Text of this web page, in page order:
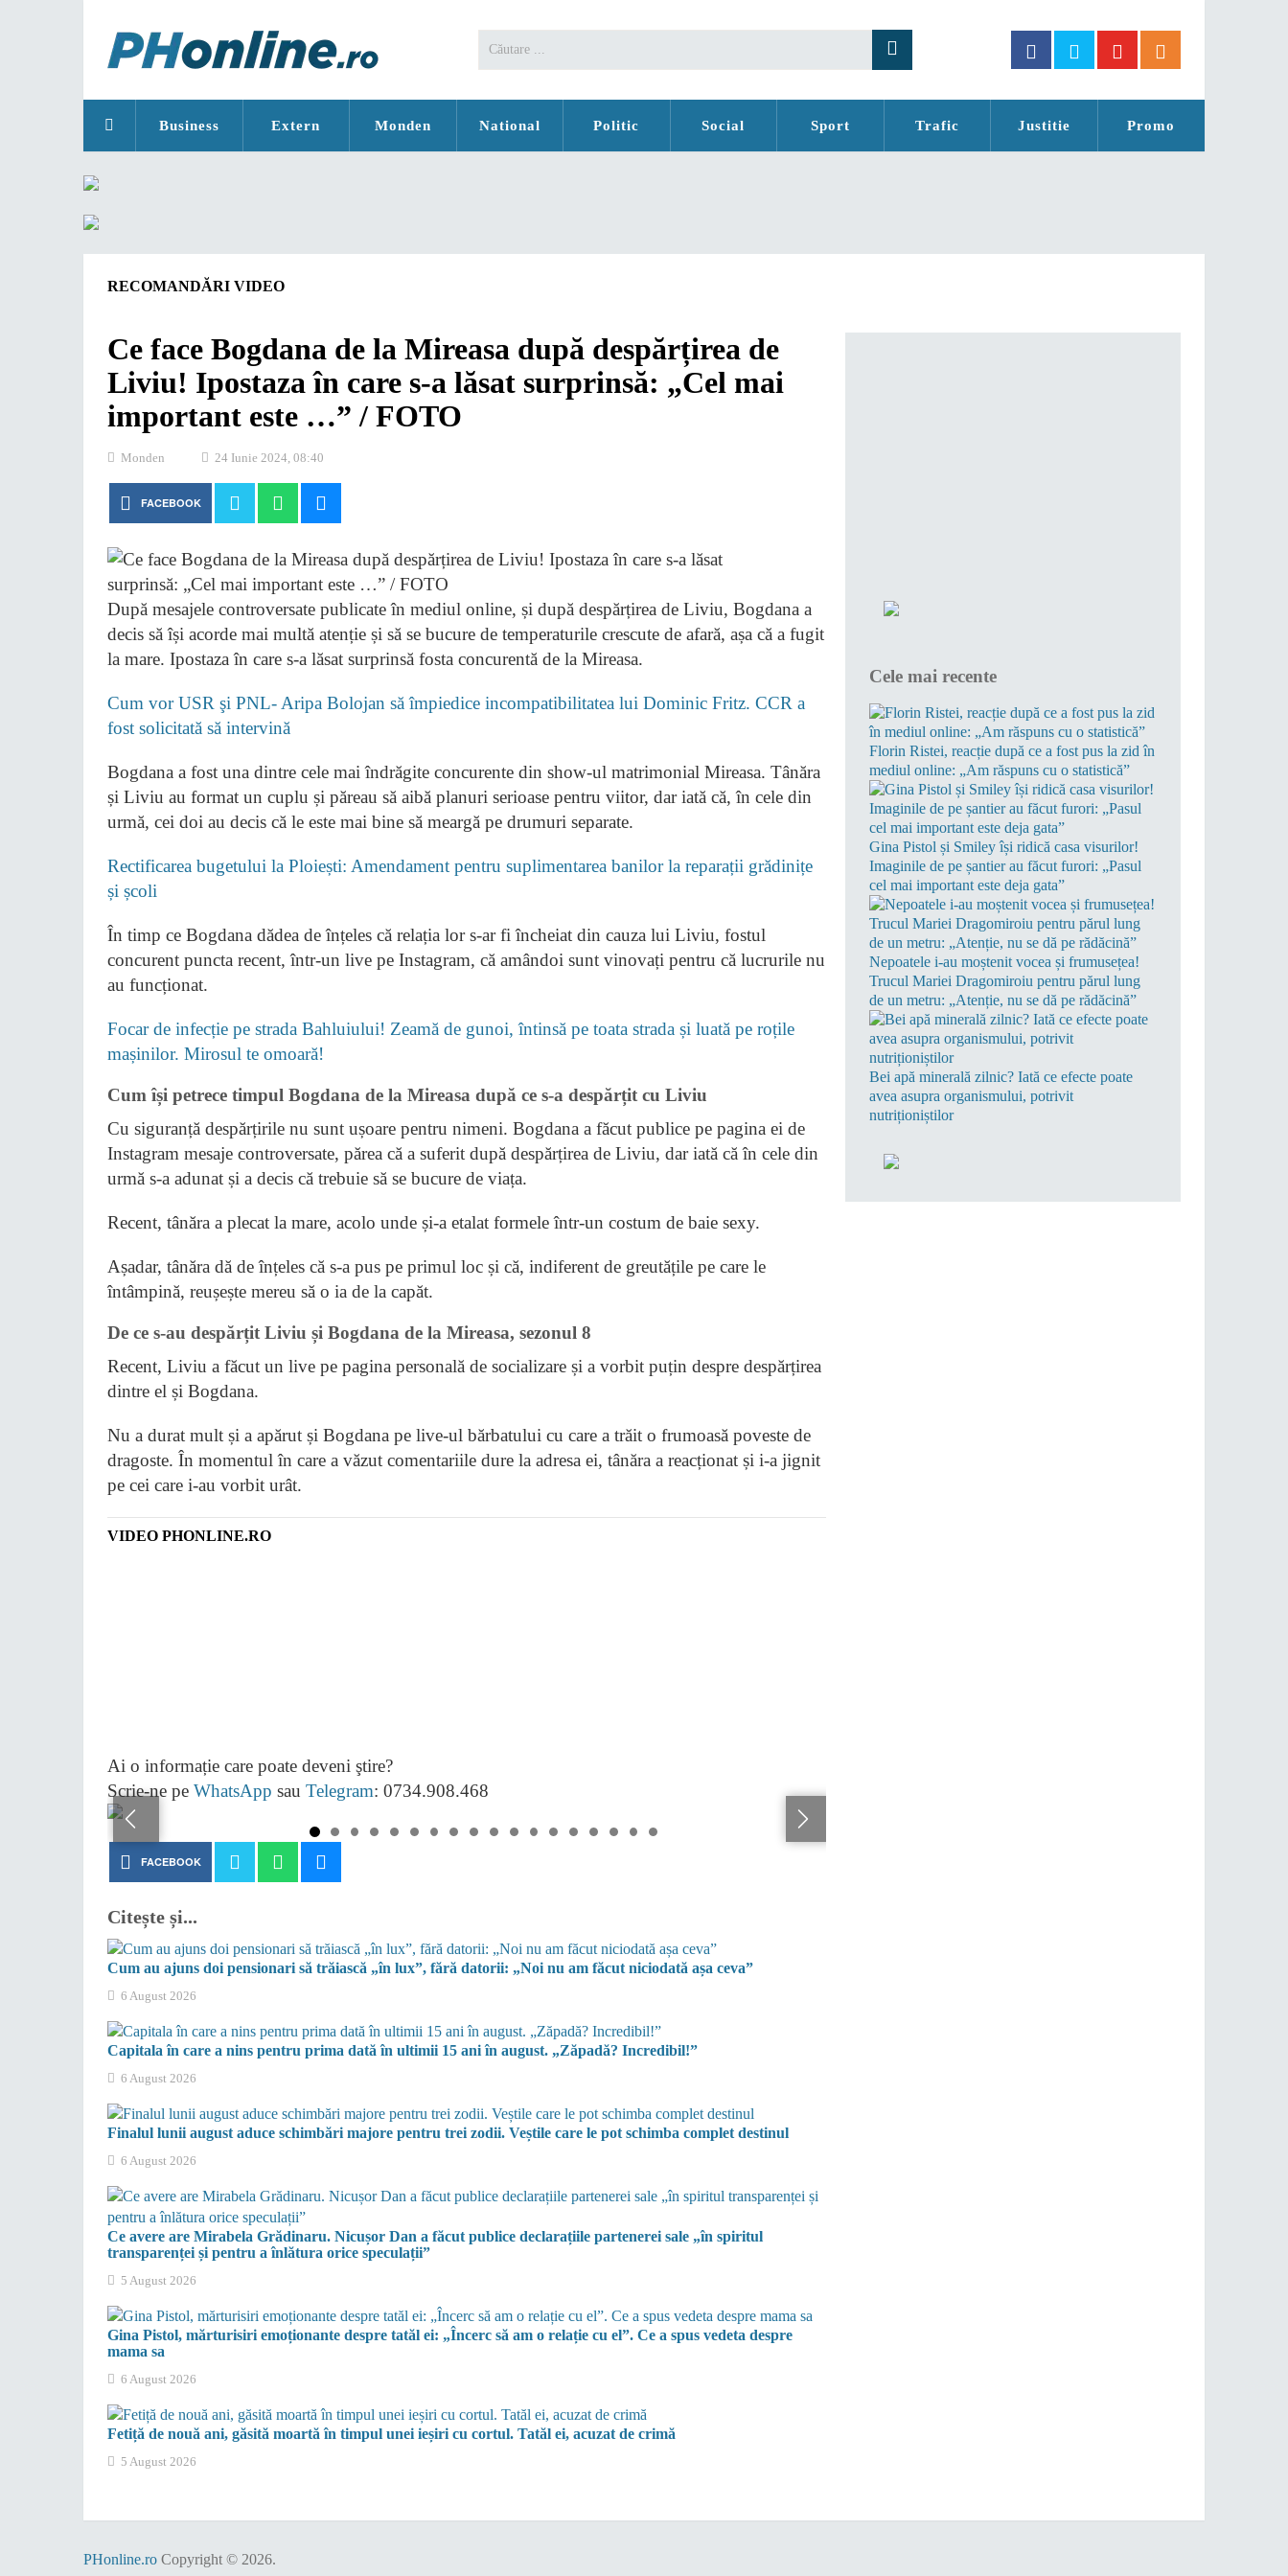
Business Extern Monden National Politic Social Sport Trafic Justitie Promo
RECOMANDĂRI VIDEO
Ce face Bogdana de la Mireasa după despărțirea de
Liviu! Ipostaza în care s-a lăsat surprinsă: „Cel mai
important este …” / FOTO
Monden 24 Iunie 2024, 08:40
FACEBOOK
După mesajele controversate publicate în mediul online, și după despărțirea de Liviu, Bogdana a
decis să își acorde mai multă atenție și să se bucure de temperaturile crescute de afară, așa că a fugit
la mare. Ipostaza în care s-a lăsat surprinsă fosta concurentă de la Mireasa.
Cum vor USR şi PNL- Aripa Bolojan să împiedice incompatibilitatea lui Dominic Fritz. CCR a
fost solicitată să intervină
Bogdana a fost una dintre cele mai îndrăgite concurente din show-ul matrimonial Mireasa. Tânăra
și Liviu au format un cuplu și păreau să aibă planuri serioase pentru viitor, dar iată că, în cele din
urmă, cei doi au decis că le este mai bine să meargă pe drumuri separate.
Rectificarea bugetului la Ploiești: Amendament pentru suplimentarea banilor la reparații grădinițe
și școli
În timp ce Bogdana dădea de înțeles că relația lor s-ar fi încheiat din cauza lui Liviu, fostul
concurent puncta recent, într-un live pe Instagram, că amândoi sunt vinovați pentru că lucrurile nu
au funcționat.
Focar de infecție pe strada Bahluiului! Zeamă de gunoi, întinsă pe toata strada și luată pe roțile
mașinilor. Mirosul te omoară!
Cum își petrece timpul Bogdana de la Mireasa după ce s-a despărțit cu Liviu
Cu siguranță despărțirile nu sunt ușoare pentru nimeni. Bogdana a făcut publice pe pagina ei de
Instagram mesaje controversate, părea că a suferit după despărțirea de Liviu, dar iată că în cele din
urmă s-a adunat și a decis că trebuie să se bucure de viața.
Recent, tânăra a plecat la mare, acolo unde și-a etalat formele într-un costum de baie sexy.
Așadar, tânăra dă de înțeles că s-a pus pe primul loc și că, indiferent de greutățile pe care le
întâmpină, reușește mereu să o ia de la capăt.
De ce s-au despărțit Liviu și Bogdana de la Mireasa, sezonul 8
Recent, Liviu a făcut un live pe pagina personală de socializare și a vorbit puțin despre despărțirea
dintre el și Bogdana.
Nu a durat mult și a apărut și Bogdana pe live-ul bărbatului cu care a trăit o frumoasă poveste de
dragoste. În momentul în care a văzut comentariile dure la adresa ei, tânăra a reacționat și i-a jignit
pe cei care i-au vorbit urât.
VIDEO PHONLINE.RO
Ai o informație care poate deveni ştire?
Scrie-ne pe WhatsApp sau Telegram: 0734.908.468
FACEBOOK
Citește și...
Cum au ajuns doi pensionari să trăiască „în lux”, fără datorii: „Noi nu am făcut niciodată așa ceva”
6 August 2026
Capitala în care a nins pentru prima dată în ultimii 15 ani în august. „Zăpadă? Incredibil!”
6 August 2026
Finalul lunii august aduce schimbări majore pentru trei zodii. Veștile care le pot schimba complet destinul
6 August 2026
Ce avere are Mirabela Grădinaru. Nicușor Dan a făcut publice declarațiile partenerei sale „în spiritul
transparenței și pentru a înlătura orice speculații”
5 August 2026
Gina Pistol, mărturisiri emoționante despre tatăl ei: „Încerc să am o relație cu el”. Ce a spus vedeta despre
mama sa
6 August 2026
Fetiță de nouă ani, găsită moartă în timpul unei ieșiri cu cortul. Tatăl ei, acuzat de crimă
5 August 2026
Cele mai recente
Florin Ristei, reacție după ce a fost pus la zid în
mediul online: „Am răspuns cu o statistică”
Gina Pistol și Smiley își ridică casa visurilor!
Imaginile de pe șantier au făcut furori: „Pasul
cel mai important este deja gata”
Nepoatele i-au moștenit vocea și frumusețea!
Trucul Mariei Dragomiroiu pentru părul lung
de un metru: „Atenție, nu se dă pe rădăcină”
Bei apă minerală zilnic? Iată ce efecte poate
avea asupra organismului, potrivit
nutriționiștilor
PHonline.ro Copyright © 2026.